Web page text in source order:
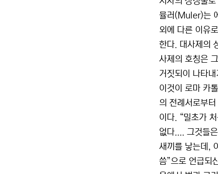
뮬러(Muler)는
외에 다른 이유
한다. 대사제의
사제의 호칭은
거짓되이 나타
이것이 로마 카
의 전례서로부
이다. “밀초가
없다.... 그것들
새끼를 낳는데,
씀”으로 언급되